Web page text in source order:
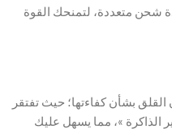
شحن متعددة، لتمنحك القوة
بشأن كفاءتها؛ حيث تفتقر
الذاكرة »، مما يسهل عليك